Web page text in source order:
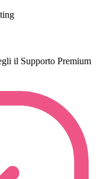
il Supporto Premium